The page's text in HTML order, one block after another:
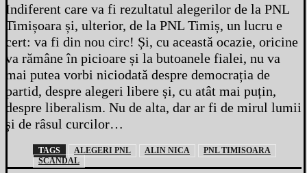
Indiferent care va fi rezultatul alegerilor de la PNL
Timișoara și, ulterior, de la PNL Timiș, un lucru e
cert: va fi din nou circ! Și, cu această ocazie, oricine
va rămâne în picioare și la butoanele fialei, nu va
mai putea vorbi niciodată despre democrația de
partid, despre alegeri libere și, cu atât mai puțin,
despre liberalism. Nu de alta, dar ar fi de mirul lumii
și de râsul curcilor…
TAGS ALEGERI PNL ALIN NICA
PNL TIMISOARA
SCANDAL